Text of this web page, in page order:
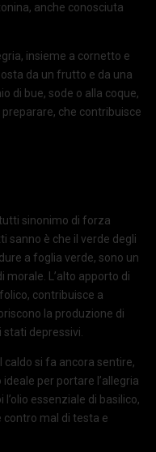
anche conosciuta
insieme a cornetto e
da un frutto e da una
di bue, sode o alla coque,
che contribuisce
sinonimo di forza
sanno è che il verde degli
a foglia verde, sono un
morale. L’alto apporto di
contribuisce a
la produzione di
depressivi.
caldo si fa ancora sentire,
per portare l’allegria
essenziale di basilico,
mal di testa e